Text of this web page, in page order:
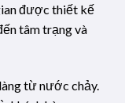
được thiết kế
tâm trạng và
từ nước chảy.